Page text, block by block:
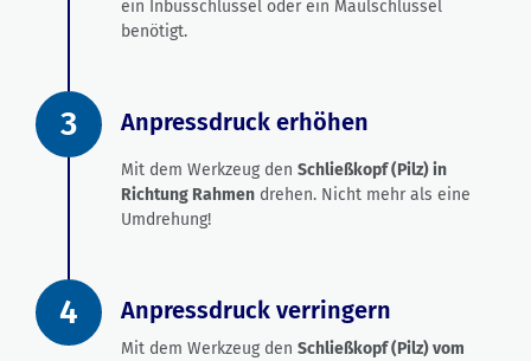
ein Inbusschlüssel oder ein Maulschlüssel
benötigt.
3 Anpressdruck erhöhen
Mit dem Werkzeug den Schließkopf (Pilz) in
Richtung Rahmen drehen. Nicht mehr als eine
Umdrehung!
4 Anpressdruck verringern
Mit dem Werkzeug den Schließkopf (Pilz) vom